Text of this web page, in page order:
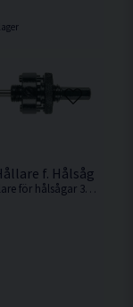
f. Hålsåg 32-
Hålsågshållare för hålsågar 32-210mm